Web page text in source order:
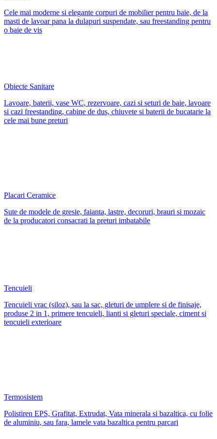
Cele mai moderne si elegante corpuri de mobilier pentru baie, de la
masti de lavoar pana la dulapuri suspendate, sau freestanding pentru
o baie de vis
Obiecte Sanitare
Lavoare, baterii, vase WC, rezervoare, cazi si seturi de baie, lavoare
si cazi freestanding, cabine de dus, chiuvete si baterii de bucatarie la
cele mai bune preturi
Placari Ceramice
Sute de modele de gresie, faianta, lastre, decoruri, brauri si mozaic
de la producatori consacrati la preturi imbatabile
Tencuieli
Tencuieli vrac (siloz), sau la sac, gleturi de umplere si de finisaje,
produse 2 in 1, primere tencuieli, lianti si gleturi speciale, ciment si
tencuieli exterioare
Termosistem
Polistiren EPS, Grafitat, Extrudat, Vata minerala si bazaltica, cu folie
de aluminiu, sau fara, lamele vata bazaltica pentru parcari